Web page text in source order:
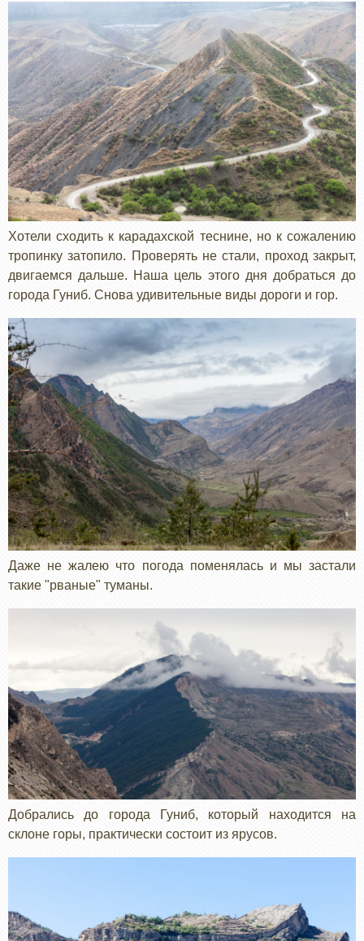
Хотели сходить к карадахской теснине, но к сожалению
тропинку затопило. Проверять не стали, проход закрыт,
двигаемся дальше. Наша цель этого дня добраться до
города Гуниб. Снова удивительные виды дороги и гор.
Даже не жалею что погода поменялась и мы застали
такие "рваные" туманы.
Добрались до города Гуниб, который находится на
склоне горы, практически состоит из ярусов.